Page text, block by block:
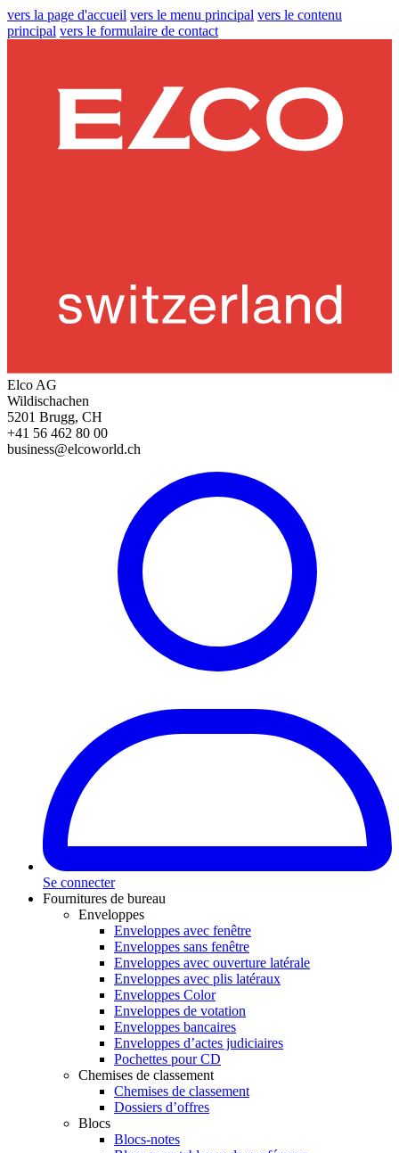
vers la page d'accueil vers le menu principal vers le contenu
principal vers le formulaire de contact
Elco AG
Wildischachen
5201 Brugg, CH
+41 56 462 80 00
business@elcoworld.ch
Se connecter
Fournitures de bureau
Enveloppes
Enveloppes avec fenêtre
Enveloppes sans fenêtre
Enveloppes avec ouverture latérale
Enveloppes avec plis latéraux
Enveloppes Color
Enveloppes de votation
Enveloppes bancaires
Enveloppes d’actes judiciaires
Pochettes pour CD
Chemises de classement
Chemises de classement
Dossiers d’offres
Blocs
Blocs-notes